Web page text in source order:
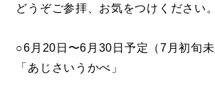
どうぞご参拝、お気をつけください。
○6月20日〜6月30日予定（7月初旬未
「あじさいうかべ」